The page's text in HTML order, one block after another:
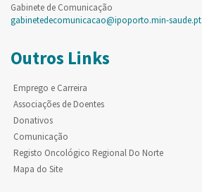
Gabinete de Comunicação
gabinetedecomunicacao@ipoporto.min-saude.pt
Outros Links
Emprego e Carreira
Associações de Doentes
Donativos
Comunicação
Registo Oncológico Regional Do Norte
Mapa do Site